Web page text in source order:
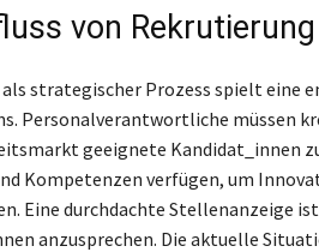
von
strategischer Prozess spielt eine
Personalverantwortliche müssen
geeignete Kandidat_innen
Kompetenzen verfügen, um
Eine durchdachte Stellenanzeige
anzusprechen. Die aktuelle